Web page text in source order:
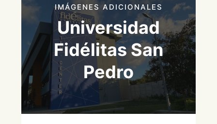
IMÁGENES ADICIONALES
Universidad
Fidélitas San
Pedro